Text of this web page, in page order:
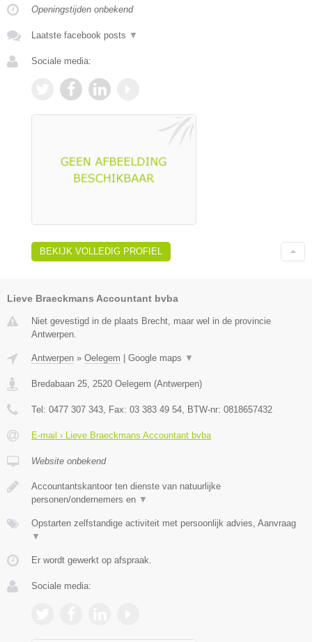
Openingstijden onbekend
Laatste facebook posts ▼
Sociale media:
BEKIJK VOLLEDIG PROFIEL
Lieve Braeckmans Accountant bvba
Niet gevestigd in de plaats Brecht, maar wel in de provincie
Antwerpen.
Antwerpen » Oelegem | Google maps ▼
Bredabaan 25 2520 Oelegem (Antwerpen)
Tel: 0477 307 343 , Fax: 03 383 49 54 , BTW-nr: 0818657432
E-mail › Lieve Braeckmans Accountant bvba
Website onbekend
Accountantskantoor ten dienste van natuurlijke
personen/ondernemers en ▼
Opstarten zelfstandige activiteit met persoonlijk advies, Aanvraag
▼
Er wordt gewerkt op afspraak.
Sociale media: